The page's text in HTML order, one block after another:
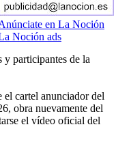
en La Noción
Noción ads
y participantes de la
el cartel anunciador del
obra nuevamente del
el vídeo oficial del